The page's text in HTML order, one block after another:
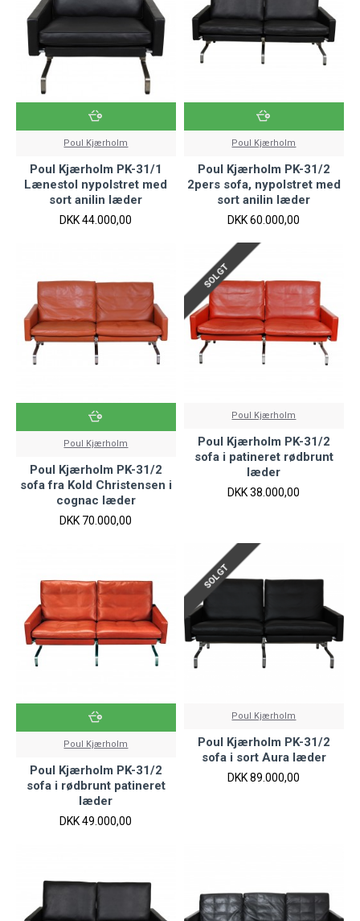
Poul Kjærholm
Poul Kjærholm PK-31/1
Lænestol nypolstret med
sort anilin læder
DKK 44.000,00
Poul Kjærholm
Poul Kjærholm PK-31/2
2pers sofa, nypolstret med
sort anilin læder
DKK 60.000,00
Poul Kjærholm
Poul Kjærholm PK-31/2
sofa fra Kold Christensen i
cognac læder
DKK 70.000,00
SOLGT
Poul Kjærholm
Poul Kjærholm PK-31/2
sofa i patineret rødbrunt
læder
DKK 38.000,00
Poul Kjærholm
Poul Kjærholm PK-31/2
sofa i rødbrunt patineret
læder
DKK 49.000,00
SOLGT
Poul Kjærholm
Poul Kjærholm PK-31/2
sofa i sort Aura læder
DKK 89.000,00